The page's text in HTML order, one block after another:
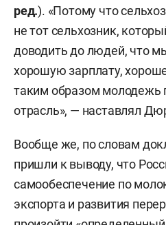
ред.). «Потому что
не тот сельхозник,
доводить до людей, что
хорошую зарплату,
таким образом молодежь
отрасль», — наставлял
Вообще же, по словам
пришли к выводу, что
самообеспечение по
экспорта и развития